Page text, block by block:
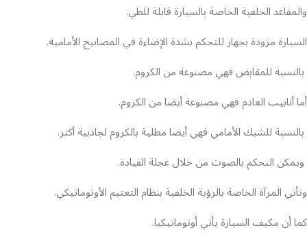
والمقاعد الخلفية الخاصة بالسيارة قابلة للطي.
السيارة مزودة بجهاز للتحكم بشدة الإضاءة في المصابيح الأمامية.
بالنسبة للمقابض فهي مصنوعة من الكروم.
أما أنابيب العادم فهي مصنوعة أيضا من الكروم.
بالنسبة للشبك الأمامي فهي أيضا مطلية بالكروم لجاذبية أكثر.
ويمكن التحكم بالصوت من خلال عجلة القيادة.
وتأتي المرآة الخاصة بالرؤية الخلفية بنظام التعتيم الأوتوماتيكي.
كما أن مكيف السيارة يأتي أوتوماتيكيا.